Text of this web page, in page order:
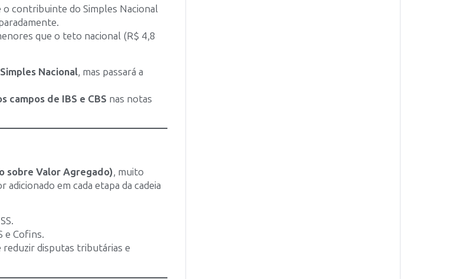
contribuinte do Simples Nacional
que o teto nacional (R$ 4,8
Nacional, mas passará a
campos de IBS e CBS nas notas
sobre Valor Agregado), muito
em cada etapa da cadeia
e Cofins.
reduzir disputas tributárias e